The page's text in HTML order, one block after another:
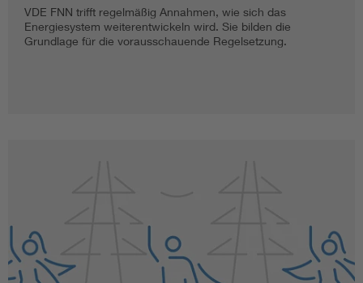
VDE FNN trifft regelmäßig Annahmen, wie sich das
Energiesystem weiterentwickeln wird. Sie bilden die
Grundlage für die vorausschauende Regelsetzung.